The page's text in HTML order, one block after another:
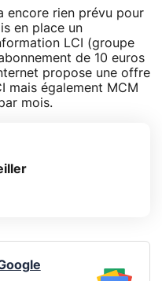
encore rien prévu pour
en place un
LCI (groupe
de 10 euros
propose une offre
mais également MCM
mois.